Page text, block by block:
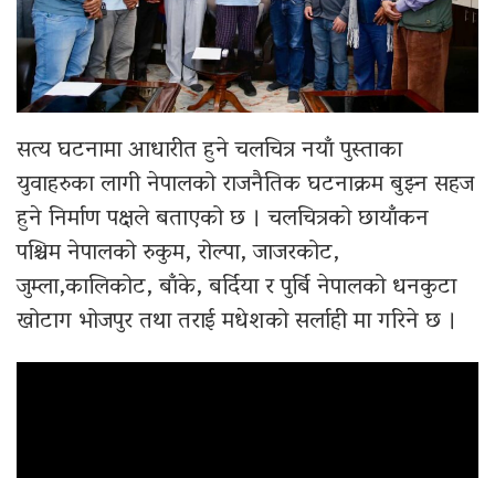
सत्य घटनामा आधारीत हुने चलचित्र नयाँ पुस्ताका
युवाहरुका लागी नेपालको राजनैतिक घटनाक्रम बुझ्न सहज
हुने निर्माण पक्षले बताएको छ । चलचित्रको छायाँकन
पश्चिम नेपालको रुकुम, रोल्पा, जाजरकोट,
जुम्ला,कालिकोट, बाँके, बर्दिया र पुर्बि नेपालको धनकुटा
खोटाग भोजपुर तथा तराई मधेशको सर्लाही मा गरिने छ ।